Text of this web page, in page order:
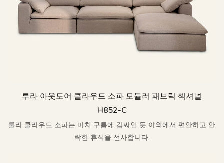
루라 아웃도어 클라우드 소파 모듈러 패브릭 섹셔널
H852-C
룰라 클라우드 소파는 마치 구름에 감싸인 듯 야외에서 편안하고 안
락한 휴식을 선사합니다.